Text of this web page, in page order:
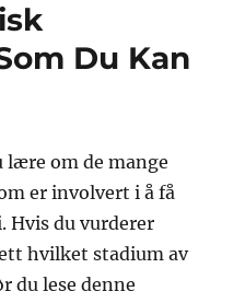
Du Kan
om de mange
er involvert i å få
du vurderer
hvilket stadium av
du lese denne